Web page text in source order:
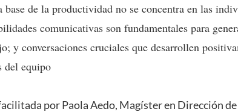
de la productividad no se concentra en las
comunicativas son fundamentales para
y conversaciones cruciales que desarrollen
del equipo
porPaola Aedo, Magíster en Dirección